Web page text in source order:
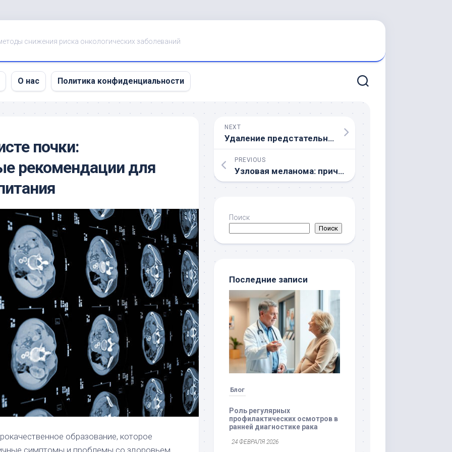
снижения риска онкологических заболеваний
О нас Политика конфиденциальности
почки:
рекомендации для
образование, которое
симптомы и проблемы со здоровьем.
NEXT
Удаление предстательной железы при раке: последствия, реабилитация и восстановление
PREVIOUS
Узловая меланома: причины, симптомы, диагностика и эффективное лечение
Поиск
Поиск
Последние записи
Блог
Роль регулярных
профилактических осмотров в
ранней диагностике рака
24 ФЕВРАЛЯ 2026